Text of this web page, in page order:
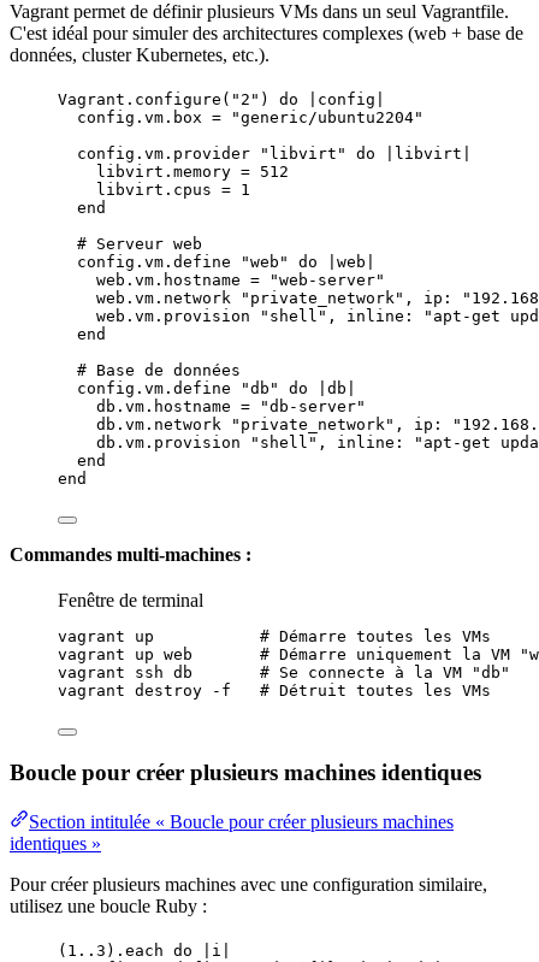
Vagrant permet de définir plusieurs VMs dans un seul Vagrantfile.
C'est idéal pour simuler des architectures complexes (web + base de
données, cluster Kubernetes, etc.).
Vagrant . configure ( " 2 " ) do config
config. vm . box = "generic/ubuntu2204"
config. vm . provider " libvirt " do libvirt
libvirt. memory = 512
libvirt. cpus = 1
end
# Serveur web
config. vm . define "web " do web
web. vm . hostname = "web-server"
web. vm . network " private_network" , ip : "
web. vm . provision " shell " , inline : " apt-get
end
# Base de données
config. vm . define "db " do db
db. vm . hostname = "db-server"
db. vm . network " private_network" , ip : "
db. vm . provision " shell " , inline : " apt-get
end
end
Commandes multi-machines :
Fenêtre de terminal
vagrant up
# Démarre toutes les VMs
vagrant
up web
# Démarre uniquement la VM
vagrant
ssh db
# Se connecte à la VM "db"
vagrant destroy -f # Détruit toutes les VMs
Boucle pour créer plusieurs machines identiques
Section intitulée « Boucle pour créer plusieurs machines
identiques »
Pour créer plusieurs machines avec une configuration similaire,
utilisez une boucle Ruby :
( 1 .. 3 ). each do i